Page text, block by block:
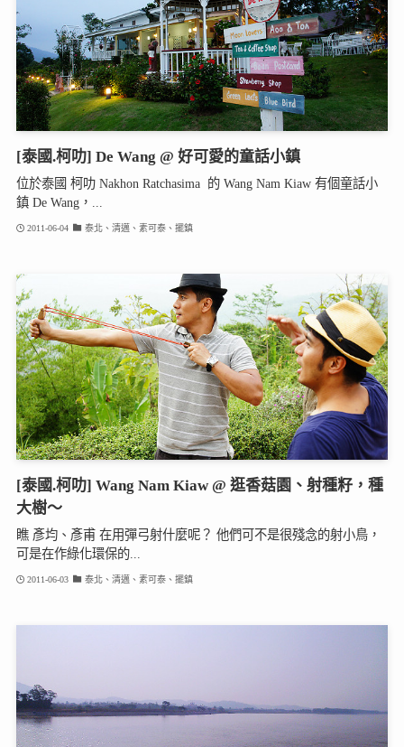
[泰國.柯叻] De Wang @ 好可愛的童話小鎮
位於泰國 柯叻 Nakhon Ratchasima 的 Wang Nam Kiaw 有個童話小
鎮 De Wang，...
2011-06-04 泰北、清邁、素可泰、擺鎮
[泰國.柯叻] Wang Nam Kiaw @ 逛香菇園、射種籽，種
大樹～
瞧 彥均、彥甫 在用彈弓射什麼呢？ 他們可不是很殘念的射小鳥，
可是在作綠化環保的...
2011-06-03 泰北、清邁、素可泰、擺鎮